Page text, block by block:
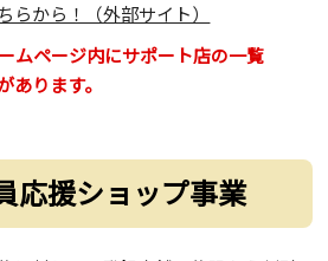
らから！（外部サイト）
ムページ内にサポート店の一覧
あります。
応援ショップ事業